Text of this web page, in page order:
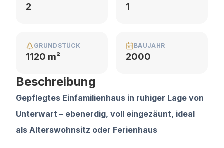
2 1
GRUNDSTÜCK
1120 m²
BAUJAHR
2000
Beschreibung
Gepflegtes Einfamilienhaus in ruhiger Lage von
Unterwart – ebenerdig, voll eingezäunt, ideal
als Alterswohnsitz oder Ferienhaus